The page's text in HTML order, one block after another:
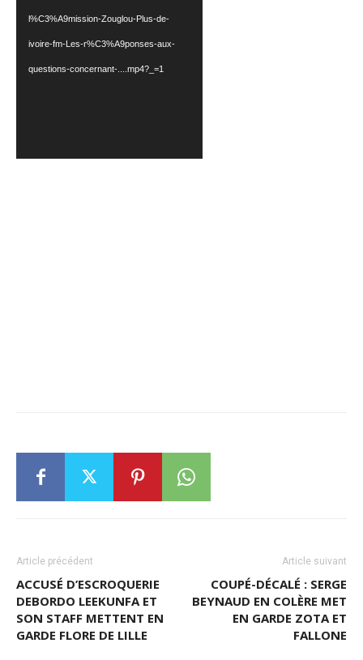
l%C3%A9mission-Zouglou-Plus-de-
ivoire-fm-Les-r%C3%A9ponses-aux-
questions-concernant-....mp4?_=1
Article précédent
ACCUSÉ D’ESCROQUERIE
DEBORDO LEEKUNFA ET
SON STAFF METTENT EN
GARDE FLORE DE LILLE
Article suivant
COUPÉ-DÉCALÉ : SERGE
BEYNAUD EN COLÈRE MET
EN GARDE ZOTA ET
FALLONE